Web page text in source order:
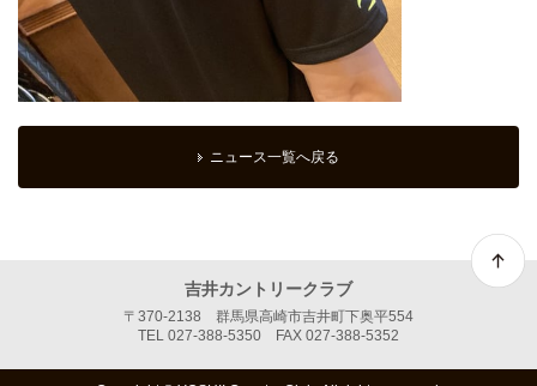
ニュース一覧へ戻る
吉井カントリークラブ
〒370-2138 群馬県高崎市吉井町下奥平554
TEL 027-388-5350 FAX 027-388-5352